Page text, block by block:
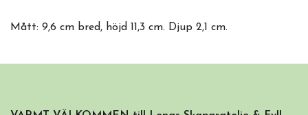
Mått: 9,6 cm bred, höjd 11,3 cm. Djup 2,1 cm.